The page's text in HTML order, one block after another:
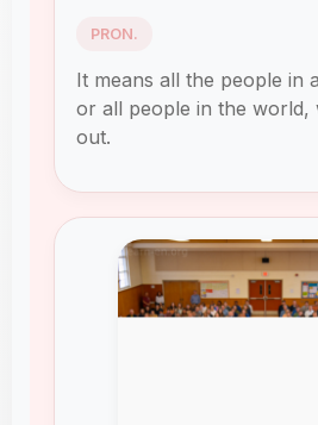
PRON.
It means all the people in
or all people in the world,
out.